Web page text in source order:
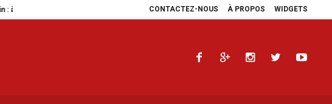
CONTACTEZ-NOUS À PROPOS WIDGETS
Sangara multiplie les plaidoyers en faveur de la RDC. Parlement panafricain : à